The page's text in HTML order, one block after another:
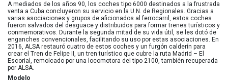
A mediados de los años 90, los coches tipo 6000 destinados a la frustrada
venta a Cuba concluyeron su servicio en la U.N. de Regionales. Gracias a
varias asociaciones y grupos de aficionados al ferrocarril, estos coches
fueron salvados del desguace y distribuidos para formar trenes turísticos y
conmemorativos. Durante la segunda mitad de su vida útil, se les dotó de
enganches convencionales, facilitando su uso por estas asociaciones. En
2016, ALSA restauró cuatro de estos coches y un furgón calderín para
crear el Tren de Felipe II, un tren turístico que cubre la ruta Madrid – El
Escorial, remolcado por una locomotora del tipo 2100, también recuperada
por ALSA.
Modelo